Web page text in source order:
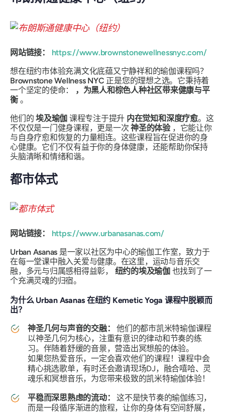
网站链接：
https://www.brownstonewellnessnyc.com/
想在纽约市体验充满文化底蕴又宁静祥和的瑜伽课程吗？
Brownstone Wellness NYC 正是您的理想之选。它秉持着
一个坚定的使命：
，为黑人和棕色人种社区带来健康与平
衡 。
他们的埃及瑜伽 课程专注于提升 内在觉知和深度疗愈。这
不仅仅是一门健身课程，更是一次神圣的体验，它能让你
与自身疗愈和恢复的力量相连。这些课程旨在促进你的身
心健康。它们不仅有益于你的身体健康，还能帮助你保持
头脑清晰和情绪和谐。
都市体式
网站链接：
https://www.urbanasanas.com/
Urban Asanas 是一家以社区为中心的瑜伽工作室，致力于
在每一堂课中融入关爱与健康。在这里，运动与音乐交
融，多元与归属感相得益彰， 纽约的埃及瑜伽也找到了一
个充满灵魂的归宿。
为什么 Urban Asanas 在纽约 Kemetic Yoga 课程中脱颖而
出？
神圣几何与声音的交融：他们的都市凯米特瑜伽课程
以神圣几何为核心，注重有意识的律动和节奏的练
习。伴随着舒缓的音景，营造出冥想般的体验。
如果您热爱音乐，一定会喜欢他们的课程！课程中会
精心挑选歌单，有时还会邀请现场DJ，融合嘻哈、灵
魂乐和冥想音乐，为您带来极致的凯米特瑜伽体验！
平稳而深思熟虑的流动：这不是快节奏的瑜伽练习，
而是一段循序渐进的旅程，让你的身体有空间舒展，